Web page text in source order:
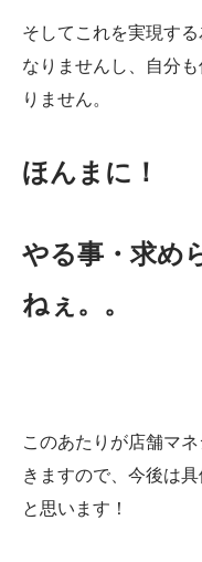
そしてこれを実現す
なりませんし、自分
りません。
ほんまに！
やる事・求め
ねぇ。。
このあたりが店舗マ
きますので、今後は
と思います！